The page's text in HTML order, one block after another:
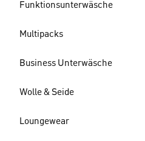
Funktionsunterwäsche
Multipacks
Business Unterwäsche
Wolle & Seide
Loungewear